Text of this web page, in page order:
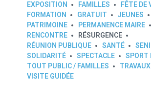
EXPOSITION
FAMILLES
FÊTE DE
FORMATION
GRATUIT JEUNES
PATRIMOINE
PERMANENCE MAIRE
RENCONTRE
RÉSURGENCE
RÉUNION PUBLIQUE
SANTÉ
SOLIDARITÉ
SPECTACLE
SPORT
TOUT PUBLIC / FAMILLES
TRAVAUX
VISITE GUIDÉE